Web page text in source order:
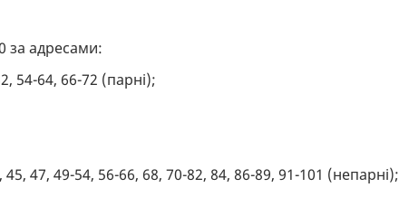
за адресами:
54-64, 66-72 (парні);
47, 49-54, 56-66, 68, 70-82, 84, 86-89, 91-101 (непарні);